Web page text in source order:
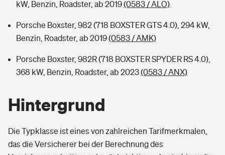
kW, Benzin, Roadster, ab 2019(0583 / ALO)
Porsche Boxster, 982 (718 BOXSTER GTS 4.0), 294 kW,
Benzin, Roadster, ab 2019(0583 / AMK)
Porsche Boxster, 982R (718 BOXSTER SPYDER RS 4.0),
368 kW, Benzin, Roadster, ab 2023(0583 / ANX)
Hintergrund
Die Typklasse ist eines von zahlreichen Tarifmerkmalen,
das die Versicherer bei der Berechnung des